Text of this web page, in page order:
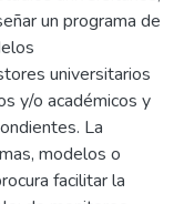
un programa de
universitarios
y/o académicos y
La
modelos o
facilitar la